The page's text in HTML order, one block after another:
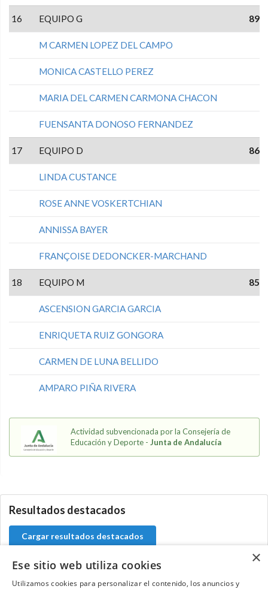
16 EQUIPO G 89
M CARMEN LOPEZ DEL CAMPO
MONICA CASTELLO PEREZ
MARIA DEL CARMEN CARMONA CHACON
FUENSANTA DONOSO FERNANDEZ
17 EQUIPO D 86
LINDA CUSTANCE
ROSE ANNE VOSKERTCHIAN
ANNISSA BAYER
FRANÇOISE DEDONCKER-MARCHAND
18 EQUIPO M 85
ASCENSION GARCIA GARCIA
ENRIQUETA RUIZ GONGORA
CARMEN DE LUNA BELLIDO
AMPARO PIÑA RIVERA
Actividad subvencionada por la Consejería de
Educación y Deporte - Junta de Andalucía
Resultados destacados
Cargar resultados destacados
×
Ese sitio web utiliza cookies
Utilizamos cookies para personalizar el contenido, los anuncios y